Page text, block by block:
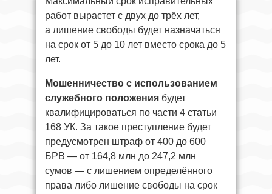
работ вырастет с двух до трёх лет,
а лишение свободы будет назначаться
на срок от 5 до 10 лет вместо срока до 5
лет.
Мошенничество с использованием
служебного положения будет
квалифицироваться по части 4 статьи
168 УК. За такое преступление будет
предусмотрен штраф от 400 до 600
БРВ — от 164,8 млн до 247,2 млн
сумов — с лишением определённого
права либо лишение свободы на срок